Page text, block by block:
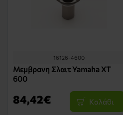
16126-4600
Μεμβρανη Σλαιτ Yamaha XT
600
84,42€ Καλάθι